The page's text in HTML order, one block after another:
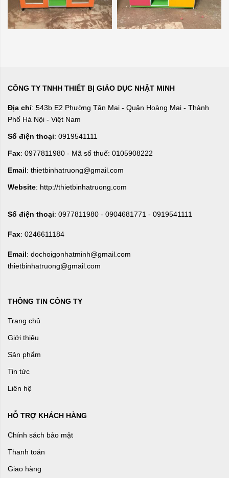
CÔNG TY TNHH THIẾT BỊ GIÁO DỤC NHẬT MINH
Địa chỉ: 543b E2 Phường Tân Mai - Quận Hoàng Mai - Thành
Phố Hà Nội - Việt Nam
Số điện thoại: 0919541111
Fax: 0977811980 - Mã số thuế: 0105908222
Email: thietbinhatruong@gmail.com
Website: http://thietbinhatruong.com
Số điện thoại: 0977811980 - 0904681771 - 0919541111
Fax: 0246611184
Email: dochoigonhatminh@gmail.com
thietbinhatruong@gmail.com
THÔNG TIN CÔNG TY
Trang chủ
Giới thiệu
Sản phẩm
Tin tức
Liên hệ
HỖ TRỢ KHÁCH HÀNG
Chính sách bảo mật
Thanh toán
Giao hàng